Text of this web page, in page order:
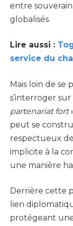
entre
globalisés.
Lire aussi :
service du
Mais loin de se
s’interroger
partenariat fort
peut se
respectueux
implicite à la
une manière
Derrière cette
lien
protégeant